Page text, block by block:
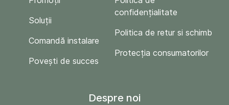
Soluții
Comandă instalare
Povești de succes
confidențialitate
Politica de retur si schimb
Protecția consumatorilor
Despre noi